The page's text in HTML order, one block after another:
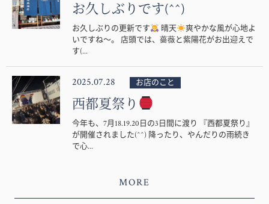
お久しぶりです(^^)
お久しぶりの更新です 晴天
爽やかな風が心地よ
いですね〜。 店頭では、薔薇と紫陽花がお出迎えで
す(...
2025.07.28 お店のこと
西都夏祭り
今年も、7月18.19.20日の3日間に渡り 『西都夏祭り』
が開催されました(^^) 降ったり、やんだりの雨続き
で心...
MORE